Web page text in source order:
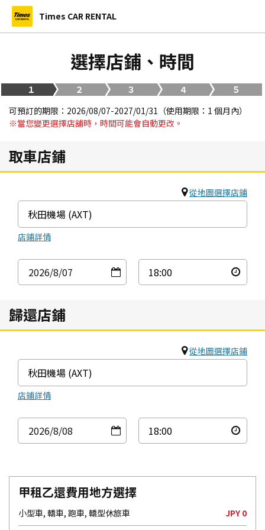
Times CAR RENTAL
選擇店鋪、時間
１ ２ ３ ４
５
可預訂的期限：2026/08/07-2027/01/31（使用期限：1 個月內）
※當您變更選擇店舖時，時間可能會自動更改。
取車店鋪
從地圖選擇店鋪
店鋪詳情
2026/8/07
歸還店鋪
從地圖選擇店鋪
店鋪詳情
2026/8/08
甲租乙還費用地方選擇
小型車, 轎車, 跑車, 轎型休旅車 JPY 0